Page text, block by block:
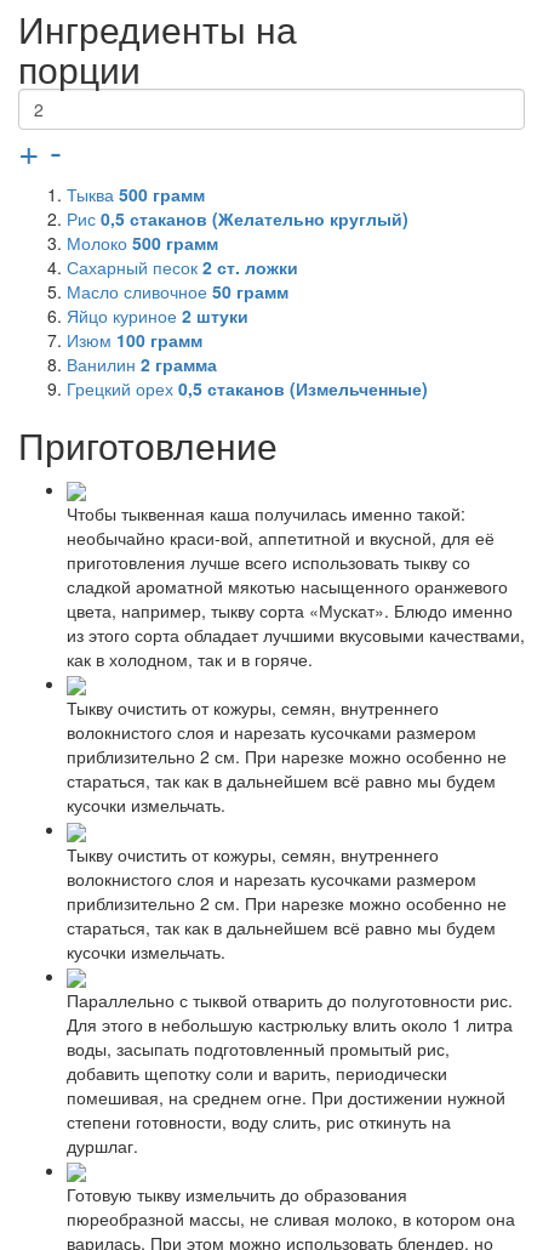
Ингредиенты на
порции
+ -
Тыква 500 грамм
Рис 0,5 стаканов (Желательно круглый)
Молоко 500 грамм
Сахарный песок 2 ст. ложки
Масло сливочное 50 грамм
Яйцо куриное 2 штуки
Изюм 100 грамм
Ванилин 2 грамма
Грецкий орех 0,5 стаканов (Измельченные)
Приготовление
Чтобы тыквенная каша получилась именно такой:
необычайно краси-вой, аппетитной и вкусной, для её
приготовления лучше всего использовать тыкву со
сладкой ароматной мякотью насыщенного оранжевого
цвета, например, тыкву сорта «Мускат». Блюдо именно
из этого сорта обладает лучшими вкусовыми качествами,
как в холодном, так и в горяче.
Тыкву очистить от кожуры, семян, внутреннего
волокнистого слоя и нарезать кусочками размером
приблизительно 2 см. При нарезке можно особенно не
стараться, так как в дальнейшем всё равно мы будем
кусочки измельчать.
Тыкву очистить от кожуры, семян, внутреннего
волокнистого слоя и нарезать кусочками размером
приблизительно 2 см. При нарезке можно особенно не
стараться, так как в дальнейшем всё равно мы будем
кусочки измельчать.
Параллельно с тыквой отварить до полуготовности рис.
Для этого в небольшую кастрюльку влить около 1 литра
воды, засыпать подготовленный промытый рис,
добавить щепотку соли и варить, периодически
помешивая, на среднем огне. При достижении нужной
степени готовности, воду слить, рис откинуть на
дуршлаг.
Готовую тыкву измельчить до образования
пюреобразной массы, не сливая молоко, в котором она
варилась. При этом можно использовать блендер, но